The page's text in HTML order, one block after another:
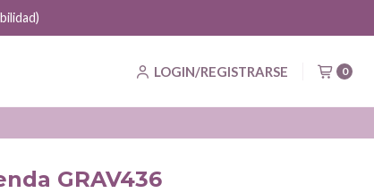
LOGIN/REGISTRARSE 0
GRAV436